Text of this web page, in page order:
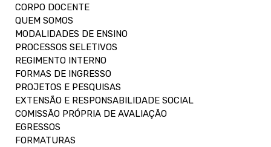
CORPO DOCENTE
QUEM SOMOS
MODALIDADES DE ENSINO
PROCESSOS SELETIVOS
REGIMENTO INTERNO
FORMAS DE INGRESSO
PROJETOS E PESQUISAS
EXTENSÃO E RESPONSABILIDADE SOCIAL
COMISSÃO PRÓPRIA DE AVALIAÇÃO
EGRESSOS
FORMATURAS